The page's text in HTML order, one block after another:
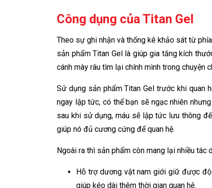
Công dụng của Titan Gel
Theo sự ghi nhận và thống kê khảo sát từ
sản phẩm Titan Gel là giúp gia tăng kích
cánh mày râu tìm lại chính mình trong chuyện
Sử dụng sản phẩm Titan Gel trước khi quan
ngay lập tức, có thể bạn sẽ ngạc nhiên
sau khi sử dụng, máu sẽ lập tức lưu thông
giúp nó đủ cương cứng để quan hệ.
Ngoài ra thì sản phẩm còn mang lại nhiều tác
Hỗ trợ dương vật nam giới giữ được
giúp kéo dài thêm thời gian quan hệ.